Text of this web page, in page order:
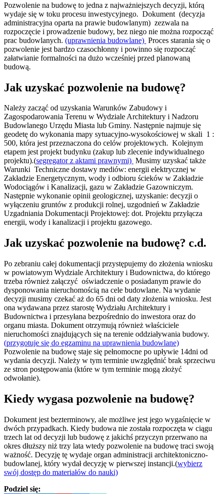
Pozwolenie na budowę to jedna z najważniejszych decyzji, którą
wydaje się w toku procesu inwestycyjnego. Dokument (decyzja
administracyjna oparta na prawie budowlanym) zezwala na
rozpoczęcie i prowadzenie budowy, bez niego nie można rozpocząć
prac budowlanych. (uprawnienia budowlane) Proces starania się o
pozwolenie jest bardzo czasochłonny i powinno się rozpocząć
załatwianie formalności na dużo wcześniej przed planowaną
budową.
Jak uzyskać pozwolenie na budowę?
Należy zacząć od uzyskania Warunków Zabudowy i
Zagospodarowania Terenu w Wydziale Architektury i Nadzoru
Budowlanego Urzędu Miasta lub Gminy. Następnie najmuje się
geodetę do wykonania mapy sytuacyjno-wysokościowej w skali 1 :
500, która jest przeznaczona do celów projektowych. Kolejnym
etapem jest projekt budynku (zakup lub zlecenie indywidualnego
projektu).(segregator z aktami prawnymi) Musimy uzyskać także
Warunki Techniczne dostawy mediów: energii elektrycznej w
Zakładzie Energetycznym, wody i odbioru ścieków w Zakładzie
Wodociągów i Kanalizacji, gazu w Zakładzie Gazowniczym.
Następnie wykonanie opinii geologicznej, uzyskanie: decyzji o
wyłączeniu gruntów z produkcji rolnej, uzgodnień w Zakładzie
Uzgadniania Dokumentacji Projektowej: dot. Projektu przyłącza
energii, wody i kanalizacji i projektu gazowego.
Jak uzyskać pozwolenie na budowę? c.d.
Po zebraniu całej dokumentacji przystępujemy do złożenia wniosku
w powiatowym Wydziale Architektury i Budownictwa, do którego
trzeba również załączyć oświadczenie o posiadanym prawie do
dysponowania nieruchomością na cele budowlane. Na wydanie
decyzji musimy czekać aż do 65 dni od daty złożenia wniosku. Jest
ona wydawana przez starostę Wydziału Architektury i
Budownictwa i przesyłana bezpośrednio do inwestora oraz do
organu miasta. Dokument otrzymują również właściciele
nieruchomości znajdujących się na terenie oddziaływania budowy.
(przygotuje się do egzaminu na uprawnienia budowlane)
Pozwolenie na budowę staje się pełnomocne po upływie 14dni od
wydania decyzji. Należy w tym terminie uwzględnić brak sprzeciwu
ze stron postępowania (które w tym terminie mogą złożyć
odwołanie).
Kiedy wygasa pozwolenie na budowę?
Dokument jest bezterminowy, ale możliwe jest jego wygaśnięcie w
dwóch przypadkach. Kiedy budowa nie została rozpoczęta w ciągu
trzech lat od decyzji lub budowę z jakichś przyczyn przerwano na
okres dłuższy niż trzy lata wtedy pozwolenie na budowę traci swoją
ważność. Decyzję tę wydaje organ administracji architektoniczno-
budowlanej, który wydał decyzję w pierwszej instancji.(wybierz
swój dostęp do materiałów do nauki)
Podziel się: